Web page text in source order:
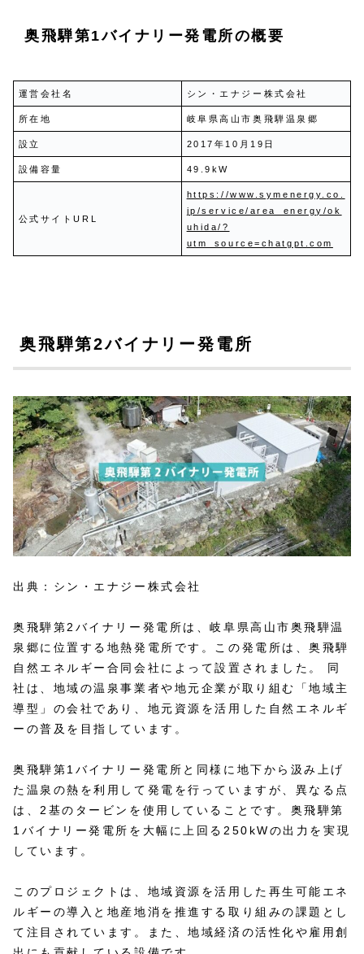
奥飛騨第1バイナリー発電所の概要
運営会社名 シン・エナジー株式会社
所在地 岐阜県高山市奥飛騨温泉郷
設立 2017年10月19日
設備容量 49.9kW
公式サイトURL
https://www.symenergy.co.
jp/service/area_energy/ok
uhida/?
utm_source=chatgpt.com
奥飛騨第2バイナリー発電所
出典：シン・エナジー株式会社
奥飛騨第2バイナリー発電所は、岐阜県高山市奥飛騨温
泉郷に位置する地熱発電所です。この発電所は、奥飛騨
自然エネルギー合同会社によって設置されました。 同
社は、地域の温泉事業者や地元企業が取り組む「地域主
導型」の会社であり、地元資源を活用した自然エネルギ
ーの普及を目指しています。
奥飛騨第1バイナリー発電所と同様に地下から汲み上げ
た温泉の熱を利用して発電を行っていますが、異なる点
は、2基のタービンを使用していることです。奥飛騨第
1バイナリー発電所を大幅に上回る250kWの出力を実現
しています。
このプロジェクトは、地域資源を活用した再生可能エネ
ルギーの導入と地産地消を推進する取り組みの課題とし
て注目されています。また、地域経済の活性化や雇用創